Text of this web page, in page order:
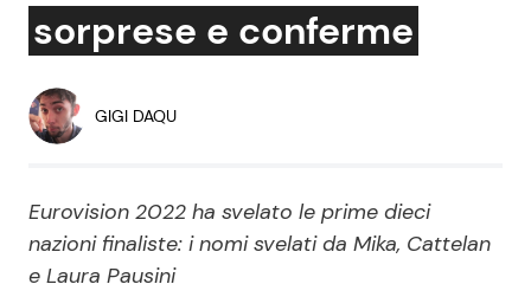
Economia
Persone Scomparse
Politica
Coppie VIP
Reality e Talent
sorprese e conferme
GIGI DAQU
Eurovision 2022 ha svelato le prime dieci
nazioni finaliste: i nomi svelati da Mika, Cattelan
e Laura Pausini